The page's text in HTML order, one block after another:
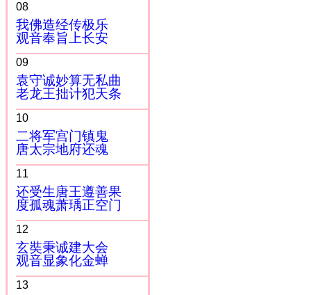
08
我佛造经传极乐
观音奉旨上长安
09
袁守诚妙算无私曲
老龙王拙计犯天条
10
二将军宫门镇鬼
唐太宗地府还魂
11
还受生唐王遵善果
度孤魂萧瑀正空门
12
玄奘秉诚建大会
观音显象化金蝉
13